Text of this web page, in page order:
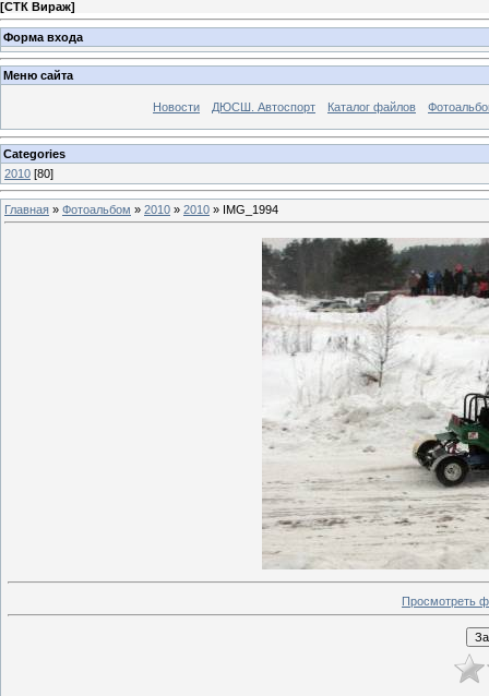
[СТК Вираж]
Форма входа
Меню сайта
Новости ДЮСШ. Автоспорт Каталог файлов
Categories
2010 [80]
Главная » Фотоальбом » 2010 » 2010 » IMG_1994
Просмотреть